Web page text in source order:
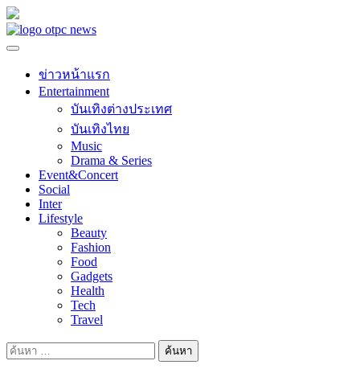
Skip
to
ข่าวหน้าแรก
Entertainment
บันเทิงต่างประเทศ
บันเทิงไทย
Music
Drama & Series
Event&Concert
Social
Inter
Lifestyle
Beauty
Fashion
Food
Gadgets
Health
Tech
Travel
ค้นหา